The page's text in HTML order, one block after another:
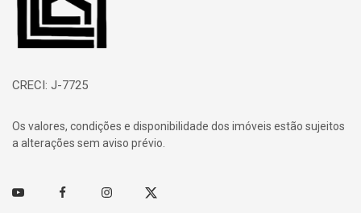
CRECI: J-7725
Os valores, condições e disponibilidade dos imóveis estão sujeitos
a alterações sem aviso prévio.
Youtube FacebookInstagramTwitter